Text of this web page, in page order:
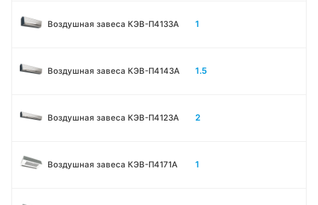
Воздушная завеса КЭВ-П4133A 1
Воздушная завеса КЭВ-П4143A 1.5
Воздушная завеса КЭВ-П4123A 2
Воздушная завеса КЭВ-П4171A 1